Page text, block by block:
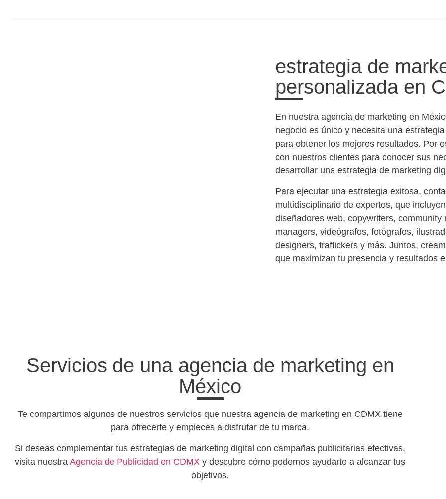
estrategia de
personalizada en
En nuestra agencia de marketing en
negocio es único y necesita una
para obtener los mejores resultados. Por
con nuestros clientes para conocer sus
desarrollar una estrategia de marketing
Para ejecutar una estrategia exitosa,
multidisciplinario de expertos, que
diseñadores web, copywriters, community
managers, videógrafos, fotógrafos,
designers, traffickers y más. Juntos,
que maximizan tu presencia y resultados
Servicios de una agencia de marketing en
México
Te compartimos algunos de nuestros servicios que nuestra agencia de marketing en CDMX tiene
para ofrecerte y empieces a disfrutar de tu marca.
Si deseas complementar tus estrategias de marketing digital con campañas publicitarias efectivas,
visita nuestra Agencia de Publicidad en CDMX y descubre cómo podemos ayudarte a alcanzar tus
objetivos.